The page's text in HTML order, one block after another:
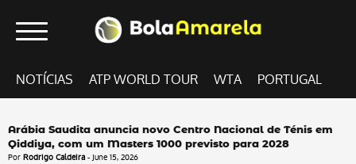
NOTÍCIAS ATP WORLD TOUR WTA PORTUGAL
Arábia Saudita anuncia novo Centro Nacional de Ténis em
Qiddiya, com um Masters 1000 previsto para 2028
Por Rodrigo Caldeira - June 15, 2026